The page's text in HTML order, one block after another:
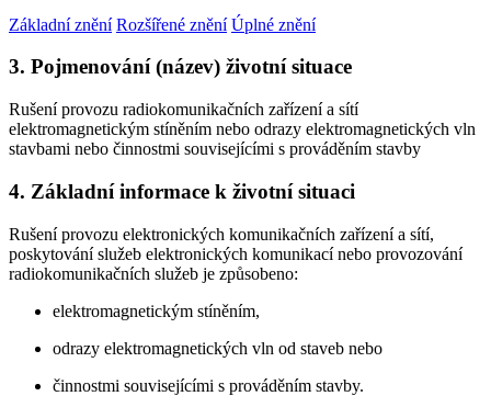
Základní znění Rozšířené znění Úplné znění
3. Pojmenování (název) životní situace
Rušení provozu radiokomunikačních zařízení a sítí
elektromagnetickým stíněním nebo odrazy elektromagnetických vln
stavbami nebo činnostmi souvisejícími s prováděním stavby
4. Základní informace k životní situaci
Rušení provozu elektronických komunikačních zařízení a sítí,
poskytování služeb elektronických komunikací nebo provozování
radiokomunikačních služeb je způsobeno:
elektromagnetickým stíněním,
odrazy elektromagnetických vln od staveb nebo
činnostmi souvisejícími s prováděním stavby.